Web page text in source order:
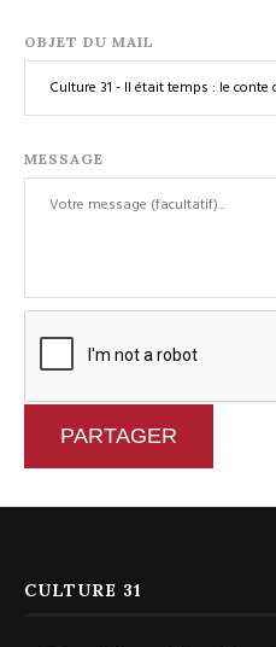
OBJET DU MAIL
MESSAGE
PARTAGER
CULTURE 31